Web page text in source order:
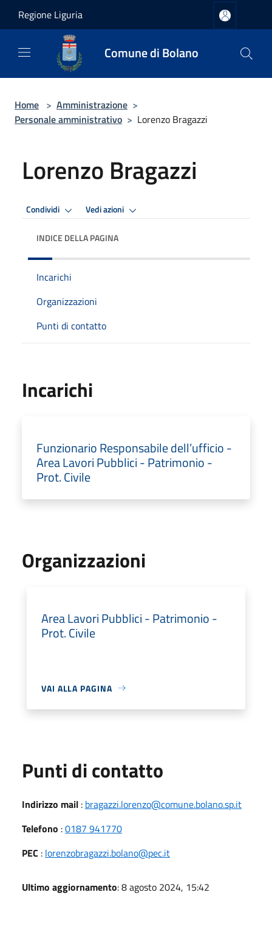
Regione Liguria
Comune di Bolano
Home > Amministrazione >
Personale amministrativo > Lorenzo Bragazzi
Lorenzo Bragazzi
Condividi Vedi azioni
INDICE DELLA PAGINA
Incarichi
Organizzazioni
Punti di contatto
Incarichi
Funzionario Responsabile dell’ufficio -
Area Lavori Pubblici - Patrimonio -
Prot. Civile
Organizzazioni
Area Lavori Pubblici - Patrimonio -
Prot. Civile
VAI ALLA PAGINA
Punti di contatto
Indirizzo mail : bragazzi.lorenzo@comune.bolano.sp.it
Telefono :0187 941770
PEC : lorenzobragazzi.bolano@pec.it
Ultimo aggiornamento: 8 agosto 2024, 15:42